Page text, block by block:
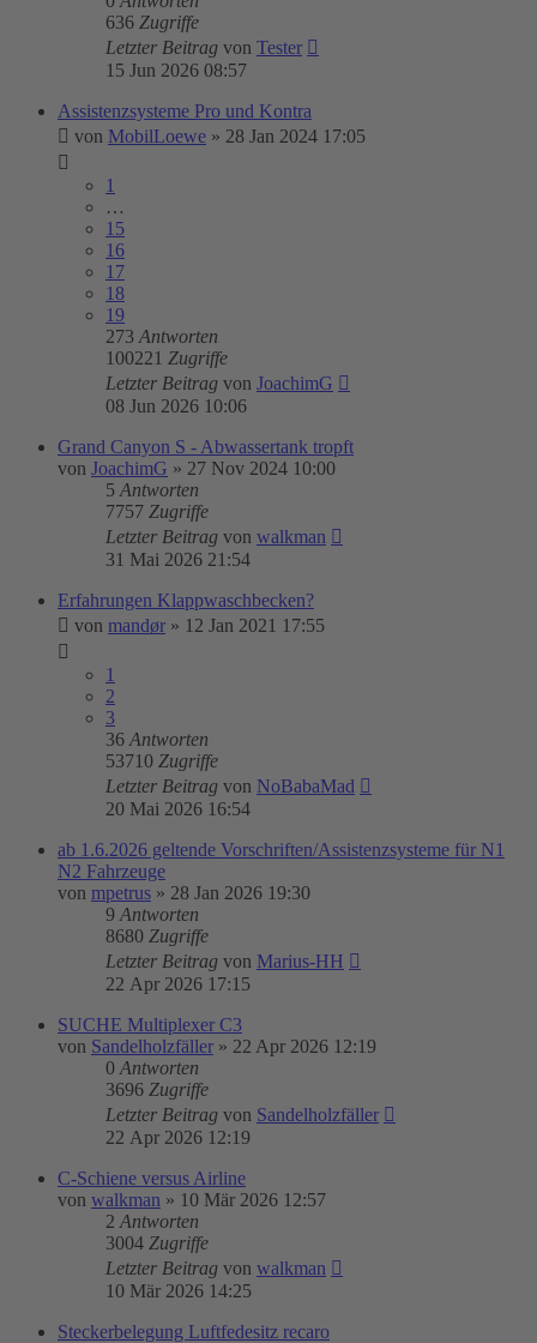
636 Zugriffe
Letzter Beitrag von Tester
15 Jun 2026 08:57
Assistenzsysteme Pro und Kontra
von MobilLoewe » 28 Jan 2024 17:05
1
…
15
16
17
18
19
273 Antworten
100221 Zugriffe
Letzter Beitrag von JoachimG
08 Jun 2026 10:06
Grand Canyon S - Abwassertank tropft
von JoachimG » 27 Nov 2024 10:00
5 Antworten
7757 Zugriffe
Letzter Beitrag von walkman
31 Mai 2026 21:54
Erfahrungen Klappwaschbecken?
von mandør » 12 Jan 2021 17:55
1
2
3
36 Antworten
53710 Zugriffe
Letzter Beitrag von NoBabaMad
20 Mai 2026 16:54
ab 1.6.2026 geltende Vorschriften/Assistenzsysteme für N1
N2 Fahrzeuge
von mpetrus » 28 Jan 2026 19:30
9 Antworten
8680 Zugriffe
Letzter Beitrag von Marius-HH
22 Apr 2026 17:15
SUCHE Multiplexer C3
von Sandelholzfäller » 22 Apr 2026 12:19
0 Antworten
3696 Zugriffe
Letzter Beitrag von Sandelholzfäller
22 Apr 2026 12:19
C-Schiene versus Airline
von walkman » 10 Mär 2026 12:57
2 Antworten
3004 Zugriffe
Letzter Beitrag von walkman
10 Mär 2026 14:25
Steckerbelegung Luftfedesitz recaro